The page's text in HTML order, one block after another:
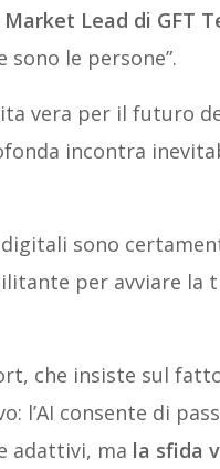
Lead di GFT
sono le persone”.
vera per il futuro
incontra
sono
per avviare la
che insiste sul
l’AI consente di
adattivi, ma la sfida